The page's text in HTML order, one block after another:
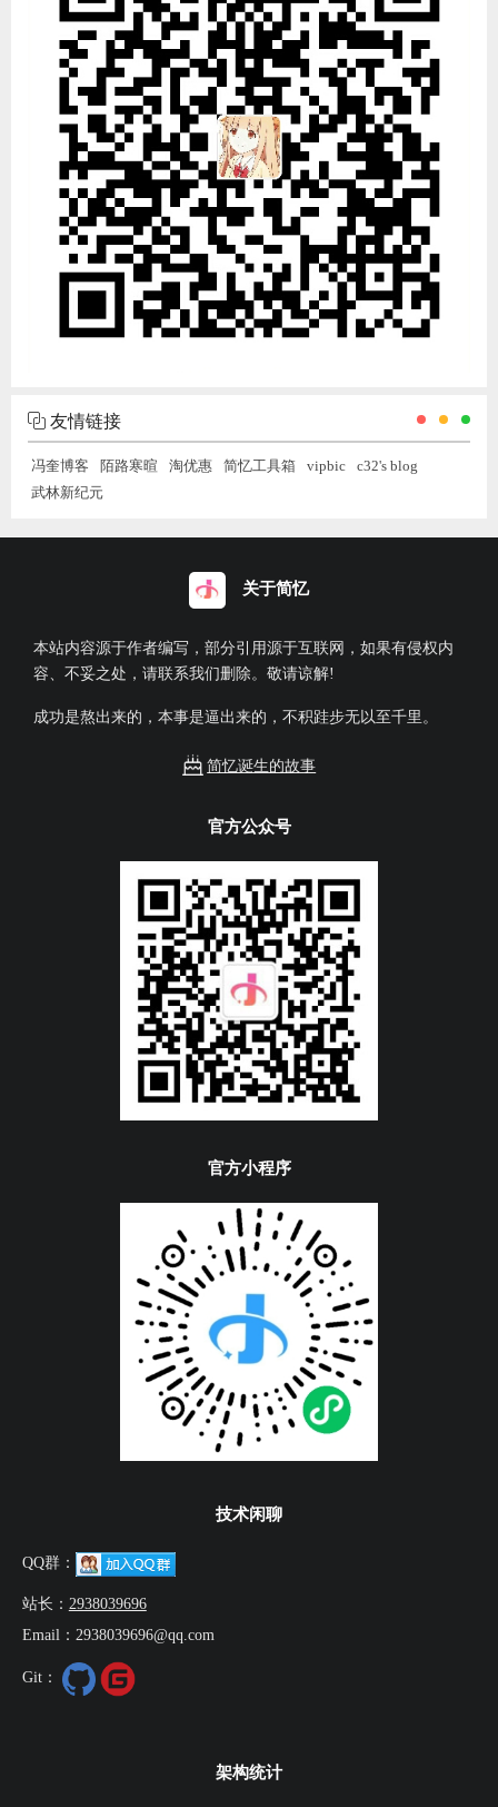
友情链接
冯奎博客 陌路寒暄 淘优惠 简忆工具箱 vipbic
c32's blog
武林新纪元
关于简忆
本站内容源于作者编写，部分引用源于互联网，如果有侵权内
容、不妥之处，请联系我们删除。敬请谅解!
成功是熬出来的，本事是逼出来的，不积跬步无以至千里。
简忆诞生的故事
官方公众号
官方小程序
技术闲聊
QQ群：
站长： 2938039696
Email：2938039696@qq.com
Git：
架构统计